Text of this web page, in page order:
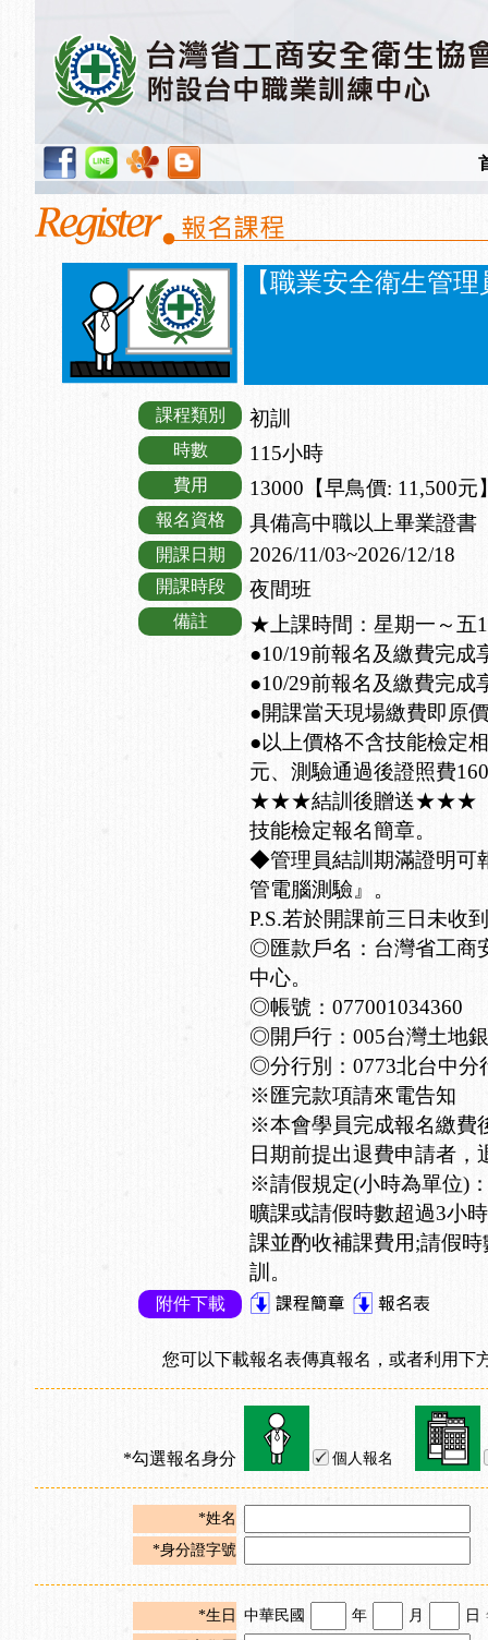
【職業安全衛生管
課程類別 初訓
時數 115小時
費用 13000【早鳥價: 11,500元
報名資格 具備高中職以上畢業證書
開課日期 2026/11/03~2026/12/18
開課時段 夜間班
備註
★上課時間：星期一～五
●10/19前報名及繳費完成
●10/29前報名及繳費完成
●開課當天現場繳費即原
●以上價格不含技能檢定
元、測驗通過後證照費
★★★結訓後贈送★★★
技能檢定報名簡章。
◆管理員結訓期滿證明可
管電腦測驗』。
P.S.若於開課前三日未收
◎匯款戶名：台灣省工商
中心。
◎帳號：077001034360
◎開戶行：005台灣土地
◎分行別：0773北台中分
※匯完款項請來電告知
※本會學員完成報名繳費
日期前提出退費申請者，
※請假規定(小時為單位)
曠課或請假時數超過3小
課並酌收補課費用;請假
訓。
附件下載
您可以下載報名表傳真報名，或者利用下
*勾選報名身分 個人報名
*姓名
*身分證字號
*生日 中華民國 年 月 日